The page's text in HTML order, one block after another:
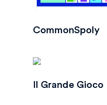
CommonSpoly
Il Grande